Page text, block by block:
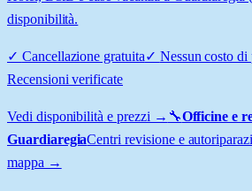
disponibilità.
✓ Cancellazione gratuita✓ Nessun costo di
Recensioni verificate
Vedi disponibilità e prezzi → 🔧Officine e
GuardiaregiaCentri revisione e
mappa →